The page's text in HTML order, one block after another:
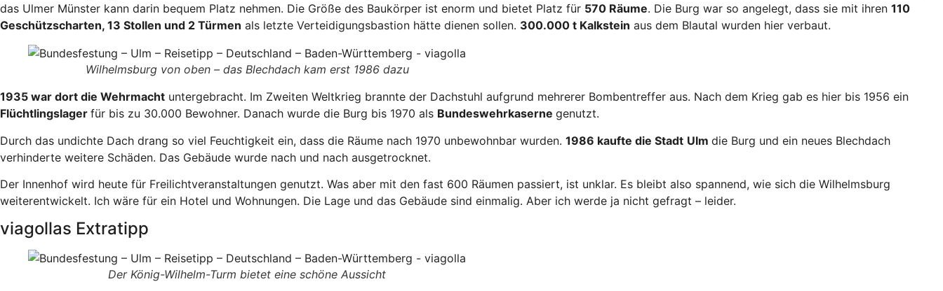
das Ulmer Münster kann darin bequem Platz nehmen. Die Größe des Baukörper ist enorm und bietet Platz für 570 Räume. Die Burg war so angelegt, dass sie mit ihren 110
Geschützscharten, 13 Stollen und 2 Türmen als letzte Verteidigungsbastion hätte dienen sollen. 300.000 t Kalkstein aus dem Blautal wurden hier verbaut.
Wilhelmsburg von oben – das Blechdach kam erst 1986 dazu
1935 war dort die Wehrmacht untergebracht. Im Zweiten Weltkrieg brannte der Dachstuhl aufgrund mehrerer Bombentreffer aus. Nach dem Krieg gab es hier bis 1956 ein
Flüchtlingslager für bis zu 30.000 Bewohner. Danach wurde die Burg bis 1970 als Bundeswehrkaserne genutzt.
Durch das undichte Dach drang so viel Feuchtigkeit ein, dass die Räume nach 1970 unbewohnbar wurden. 1986 kaufte die Stadt Ulm die Burg und ein neues Blechdach
verhinderte weitere Schäden. Das Gebäude wurde nach und nach ausgetrocknet.
Der Innenhof wird heute für Freilichtveranstaltungen genutzt. Was aber mit den fast 600 Räumen passiert, ist unklar. Es bleibt also spannend, wie sich die Wilhelmsburg
weiterentwickelt. Ich wäre für ein Hotel und Wohnungen. Die Lage und das Gebäude sind einmalig. Aber ich werde ja nicht gefragt – leider.
viagollas Extratipp
Der König-Wilhelm-Turm bietet eine schöne Aussicht